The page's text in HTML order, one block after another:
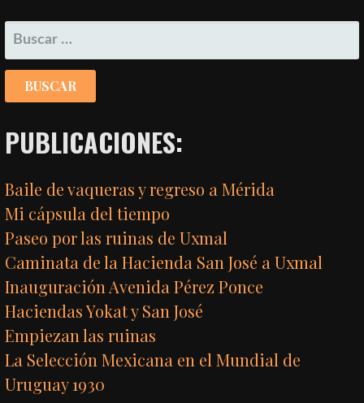
BUSCAR:
PUBLICACIONES:
Baile de vaqueras y regreso a Mérida
Mi cápsula del tiempo
Paseo por las ruinas de Uxmal
Caminata de la Hacienda San José a Uxmal
Inauguración Avenida Pérez Ponce
Haciendas Yokat y San José
Empiezan las ruinas
La Selección Mexicana en el Mundial de
Uruguay 1930